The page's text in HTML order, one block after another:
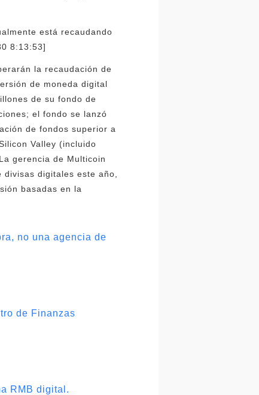
está recaudando
8:13:53]
la recaudación de
de moneda digital
de su fondo de
el fondo se lanzó
de fondos superior a
Valley (incluido
gerencia de Multicoin
digitales este año,
basadas en la
no una agencia de
de Finanzas
RMB digital.